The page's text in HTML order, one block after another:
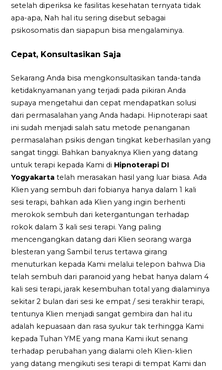
setelah diperiksa ke fasilitas kesehatan ternyata tidak
apa-apa, Nah hal itu sering disebut sebagai
psikosomatis dan siapapun bisa mengalaminya.
Cepat, Konsultasikan Saja
Sekarang Anda bisa mengkonsultasikan tanda-tanda
ketidaknyamanan yang terjadi pada pikiran Anda
supaya mengetahui dan cepat mendapatkan solusi
dari permasalahan yang Anda hadapi. Hipnoterapi saat
ini sudah menjadi salah satu metode penanganan
permasalahan psikis dengan tingkat keberhasilan yang
sangat tinggi. Bahkan banyaknya Klien yang datang
untuk terapi kepada Kami di Hipnoterapi DI
Yogyakarta telah merasakan hasil yang luar biasa. Ada
Klien yang sembuh dari fobianya hanya dalam 1 kali
sesi terapi, bahkan ada Klien yang ingin berhenti
merokok sembuh dari ketergantungan terhadap
rokok dalam 3 kali sesi terapi. Yang paling
mencengangkan datang dari Klien seorang warga
blesteran yang Sambil terus tertawa girang
menuturkan kepada Kami melalui telepon bahwa Dia
telah sembuh dari paranoid yang hebat hanya dalam 4
kali sesi terapi, jarak kesembuhan total yang dialaminya
sekitar 2 bulan dari sesi ke empat / sesi terakhir terapi,
tentunya Klien menjadi sangat gembira dan hal itu
adalah kepuasaan dan rasa syukur tak terhingga Kami
kepada Tuhan YME yang mana Kami ikut senang
terhadap perubahan yang dialami oleh Klien-klien
yang datang mengikuti sesi terapi di tempat Kami dan